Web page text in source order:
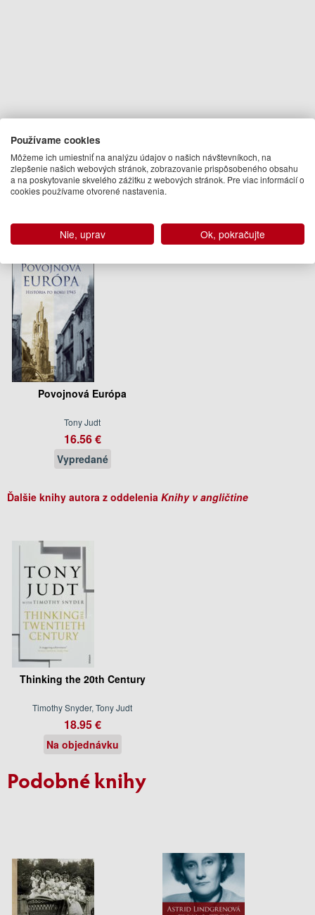
Autor
Tony Judt
Povojnová Európa
Tony Judt
16.56 €
Vypredané
Ďalšie knihy autora z oddelenia Knihy v angličtine
Thinking the 20th Century
Timothy Snyder, Tony Judt
18.95 €
Na objednávku
Podobné knihy
Používame cookies
Môžeme ich umiestniť na analýzu údajov o našich návštevníkoch, na
zlepšenie našich webových stránok, zobrazovanie prispôsobeného obsahu
a na poskytovanie skvelého zážitku z webových stránok. Pre viac informácií o
cookies používame otvorené nastavenia.
Nie, uprav Ok, pokračujte